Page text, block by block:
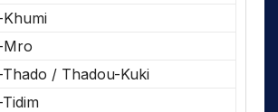
Mro
Thado / Thadou-Kuki